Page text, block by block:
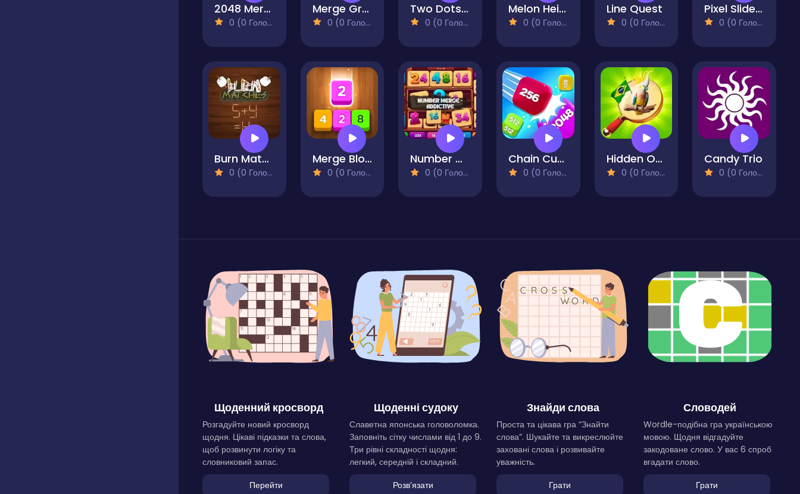
2048 Merge World
0 (0 Голосів)
Merge Gravity Fruits
0 (0 Голосів)
Two Dots Remastered
0 (0 Голосів)
Melon Heist
0 (0 Голосів)
Line Quest
0 (0 Голосів)
Pixel Slide Puzzle
0 (0 Голосів)
Burn Matches
0 (0 Голосів)
Merge Block Puzzle
0 (0 Голосів)
Number Merge - Addictive
0 (0 Голосів)
Chain Cube 2048 3D Merge Game
0 (0 Голосів)
Hidden Objects Vacation in Brazil
0 (0 Голосів)
Candy Trio
0 (0 Голосів)
Щоденний кросворд
Розгадуйте новий кросворд
щодня. Цікаві підказки та слова,
щоб розвинути логіку та
словниковий запас.
Перейти
Щоденні судоку
Славетна японська головоломка.
Заповніть сітку числами від 1 до 9.
Три рівні складності щодня:
легкий, середній і складний.
Розвʼязати
Знайди слова
Проста та цікава гра “Знайти
слова”. Шукайте та викреслюйте
заховані слова і розвивайте
уважність.
Грати
Словодей
Wordle-подібна гра українською
мовою. Щодня відгадуйте
закодоване слово. У вас 6 спроб
вгадати слово.
Грати